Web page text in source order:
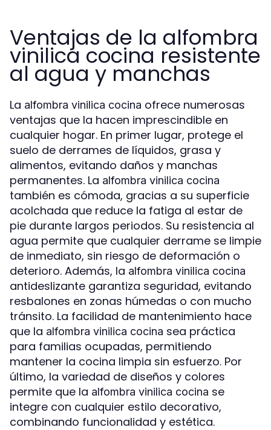
Ventajas de la alfombra
vinilica cocina resistente
al agua y manchas
La alfombra vinilica cocina ofrece numerosas
ventajas que la hacen imprescindible en
cualquier hogar. En primer lugar, protege el
suelo de derrames de líquidos, grasa y
alimentos, evitando daños y manchas
permanentes. La alfombra vinilica cocina
también es cómoda, gracias a su superficie
acolchada que reduce la fatiga al estar de
pie durante largos periodos. Su resistencia al
agua permite que cualquier derrame se limpie
de inmediato, sin riesgo de deformación o
deterioro. Además, la alfombra vinilica cocina
antideslizante garantiza seguridad, evitando
resbalones en zonas húmedas o con mucho
tránsito. La facilidad de mantenimiento hace
que la alfombra vinilica cocina sea práctica
para familias ocupadas, permitiendo
mantener la cocina limpia sin esfuerzo. Por
último, la variedad de diseños y colores
permite que la alfombra vinilica cocina se
integre con cualquier estilo decorativo,
combinando funcionalidad y estética.